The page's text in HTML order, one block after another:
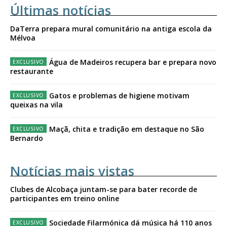
Últimas notícias
DaTerra prepara mural comunitário na antiga escola da
Mélvoa
Água de Madeiros recupera bar e prepara novo
restaurante
Gatos e problemas de higiene motivam
queixas na vila
Maçã, chita e tradição em destaque no São
Bernardo
Notícias mais vistas
Clubes de Alcobaça juntam-se para bater recorde de
participantes em treino online
Sociedade Filarmónica dá música há 110 anos